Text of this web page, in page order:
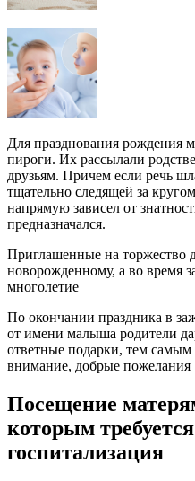
Для празднования рождения
пироги. Их рассылали
друзьям. Причем если речь
тщательно следящей за
напрямую зависел от
предназначался.
Приглашенные на торжество
новорожденному, а во время
многолетие
По окончании праздника в
от имени малыша родители
ответные подарки, тем самым
внимание, добрые пожелания
Посещение
которым
госпитализация